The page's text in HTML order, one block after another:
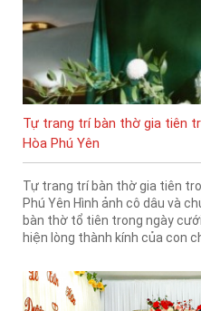
Tự trang trí bàn thờ gia tiên
Hòa Phú Yên
Tự trang trí bàn thờ gia tiên
Phú Yên Hình ảnh cô dâu và
bàn thờ tổ tiên trong ngày
hiện lòng thành kính của con